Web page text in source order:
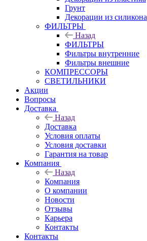
Грунт
Декорации из силикона
ФИЛЬТРЫ
Назад
ФИЛЬТРЫ
Фильтры внутренние
Фильтры внешние
КОМПРЕССОРЫ
СВЕТИЛЬНИКИ
Акции
Вопросы
Доставка
Назад
Доставка
Условия оплаты
Условия доставки
Гарантия на товар
Компания
Назад
Компания
О компании
Новости
Отзывы
Карьера
Контакты
Контакты